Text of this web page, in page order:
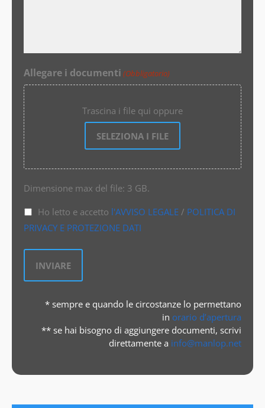
Allegare i documenti (Obbligatorio)
Trascina i file qui oppure
SELEZIONA I FILE
Dimensione max del file: 3 GB.
Ho letto e accetto l'AVVISO LEGALE/ POLITICA DI
PRIVACY E PROTEZIONE DATI
* sempre e quando le circostanze lo permettano
in orario d’apertura
** se hai bisogno di aggiungere documenti, scrivi
direttamente a info@manlop.net